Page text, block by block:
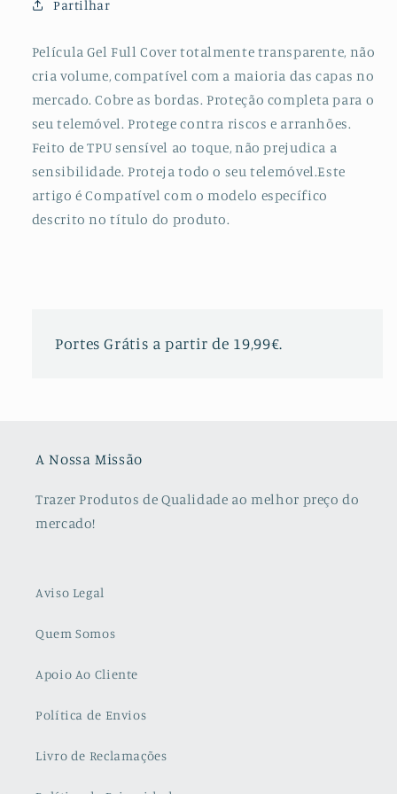
para
A93
5G
A93
5G
Partilhar
Película Gel Full Cover totalmente transparente, não
cria volume, compatível com a maioria das capas no
mercado. Cobre as bordas. Proteção completa para o
seu telemóvel. Protege contra riscos e arranhões.
Feito de TPU sensível ao toque, não prejudica a
sensibilidade. Proteja todo o seu telemóvel.Este
artigo é Compatível com o modelo específico
descrito no título do produto.
Portes Grátis a partir de 19,99€.
A Nossa Missão
Trazer Produtos de Qualidade ao melhor preço do
mercado!
Aviso Legal
Quem Somos
Apoio Ao Cliente
Política de Envios
Livro de Reclamações